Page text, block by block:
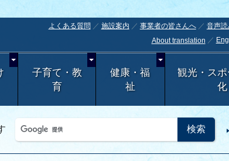
よくある質問 施設案内 事業者の皆さんへ 音声
About translation
子育て・教
育
健康・福
祉
観光・ス
化